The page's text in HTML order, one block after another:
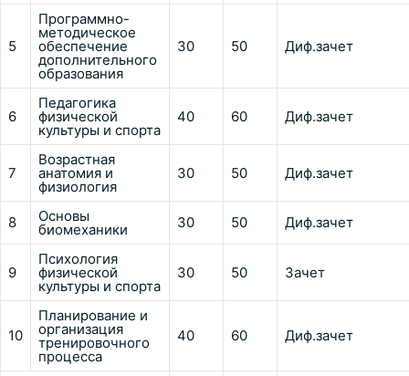
5
Программно-
методическое
обеспечение
дополнительного
образования
30 50 Диф.зачет
6
Педагогика
физической
культуры и спорта
40 60 Диф.зачет
7
Возрастная
анатомия и
физиология
30 50 Диф.зачет
8 Основы
биомеханики 30 50 Диф.зачет
9
Психология
физической
культуры и спорта
30 50 Зачет
10
Планирование и
организация
тренировочного
процесса
40 60 Диф.зачет